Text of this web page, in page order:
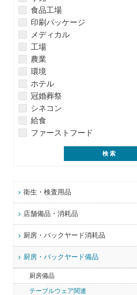
食品工場
印刷パッケージ
メディカル
工場
農業
環境
ホテル
冠婚葬祭
シネコン
給食
ファーストフード
衛生・検査用品
店舗備品・消耗品
厨房・バックヤード消耗品
厨房・バックヤード備品
厨房備品
テーブルウェア関連